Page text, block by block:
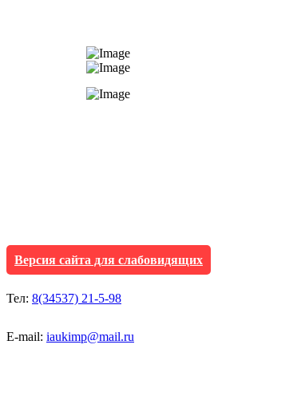
Версия сайта для слабовидящих
Тел: 8(34537) 21-5-98
E-mail: iaukimp@mail.ru